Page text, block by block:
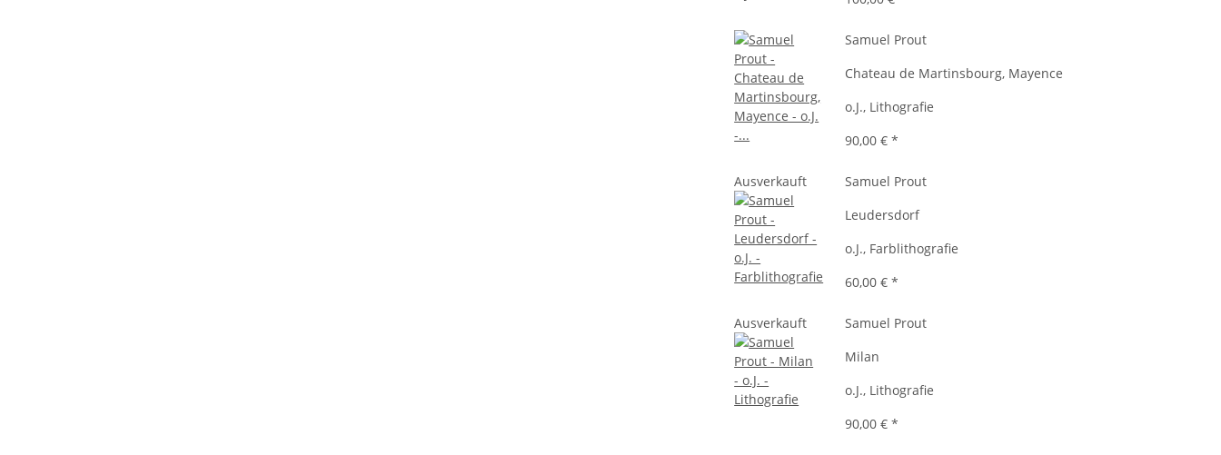
Samuel Prout
Chateau de Martinsbourg, Mayence
o.J., Lithografie
90,00 €*
Ausverkauft
Samuel Prout
Leudersdorf
o.J., Farblithografie
60,00 €*
Ausverkauft
Samuel Prout
Milan
o.J., Lithografie
90,00 €*